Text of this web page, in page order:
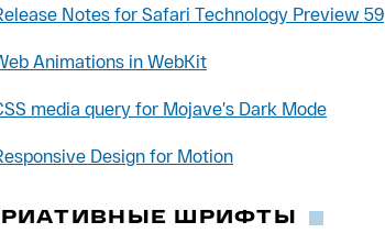
Notes for Safari Technology Preview 59
Animations in WebKit
media query for Mojave’s Dark Mode
Design for Motion
ШРИФТЫ